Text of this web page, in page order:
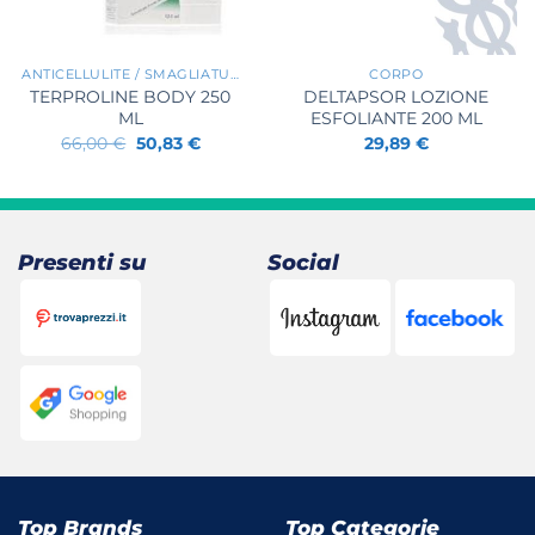
ANTICELLULITE / SMAGLIATURE / RASSODANTI
TERPROLINE BODY 250
ML
66,00€ Il
prezzo
66,00 €.
50,83 €Il
50,83 €.
CORPO
DELTAPSOR LOZIONE
ESFOLIANTE 200 ML
29,89 €
Presenti su Social
Top Brands Top Categorie